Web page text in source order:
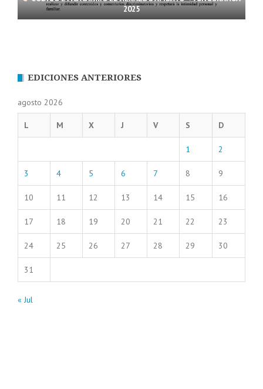
2025
EDICIONES ANTERIORES
agosto 2026
L M X J V S D
1 2
3 4 5 6 7 8 9
10 11 12 13 14 15 16
17 18 19 20 21 22 23
24 25 26 27 28 29 30
31
« Jul